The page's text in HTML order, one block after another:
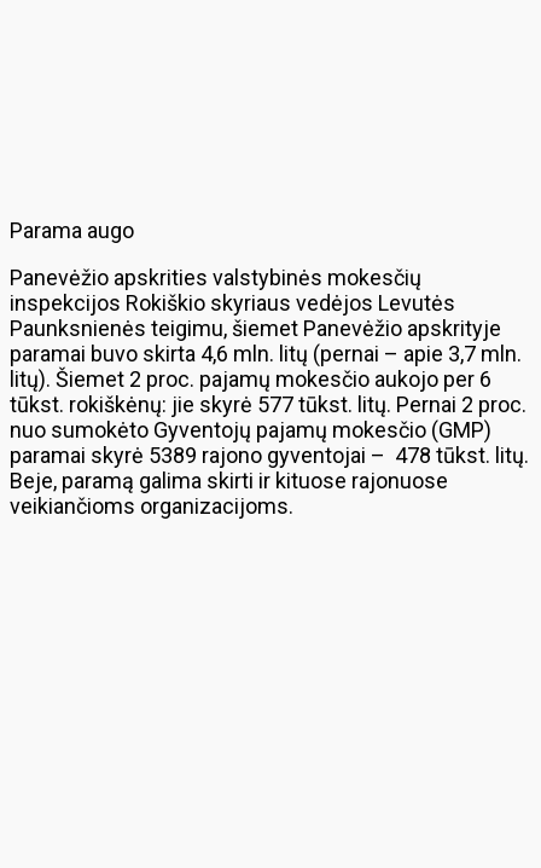
Parama augo
Panevėžio apskrities valstybinės mokesčių
inspekcijos Rokiškio skyriaus vedėjos Levutės
Paunksnienės teigimu, šiemet Panevėžio apskrityje
paramai buvo skirta 4,6 mln. litų (pernai – apie 3,7 mln.
litų). Šiemet 2 proc. pajamų mokesčio aukojo per 6
tūkst. rokiškėnų: jie skyrė 577 tūkst. litų. Pernai 2 proc.
nuo sumokėto Gyventojų pajamų mokesčio (GMP)
paramai skyrė 5389 rajono gyventojai – 478 tūkst. litų.
Beje, paramą galima skirti ir kituose rajonuose
veikiančioms organizacijoms.